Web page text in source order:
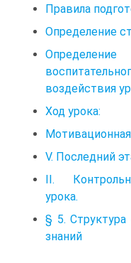
Правила
Определение
воздействия
Ход урока:
V. Последний
II.
урока.
§ 5.
знаний